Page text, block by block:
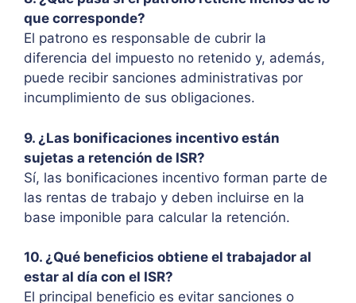
que corresponde?
El patrono es responsable de cubrir la
diferencia del impuesto no retenido y, además,
puede recibir sanciones administrativas por
incumplimiento de sus obligaciones.
9. ¿Las bonificaciones incentivo están
sujetas a retención de ISR?
Sí, las bonificaciones incentivo forman parte de
las rentas de trabajo y deben incluirse en la
base imponible para calcular la retención.
10. ¿Qué beneficios obtiene el trabajador al
estar al día con el ISR?
El principal beneficio es evitar sanciones o